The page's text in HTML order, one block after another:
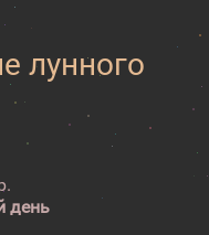
лунного
день